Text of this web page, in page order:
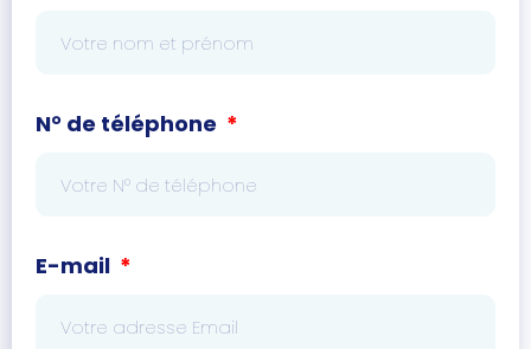
N° de téléphone
E-mail